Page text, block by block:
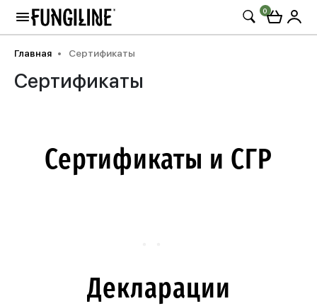
0
Главная Сертификаты
Сертификаты
Сертификаты и СГР
Декларации